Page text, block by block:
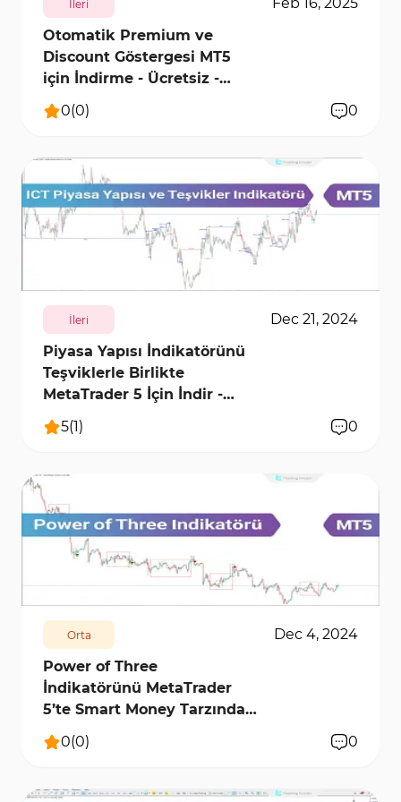
İleri
Feb 16, 2025
Otomatik Premium ve
Discount Göstergesi MT5
için İndirme - Ücretsiz -
[TFlab]
0(0) 0
1
İleri
Dec 21, 2024
Piyasa Yapısı İndikatörünü
Teşviklerle Birlikte
MetaTrader 5 İçin İndir -
Ücretsiz
5(1) 0
11311 0
Orta
Dec 4, 2024
Power of Three
İndikatörünü MetaTrader
5’te Smart Money Tarzında
İndir - Ücretsiz
0(0) 0